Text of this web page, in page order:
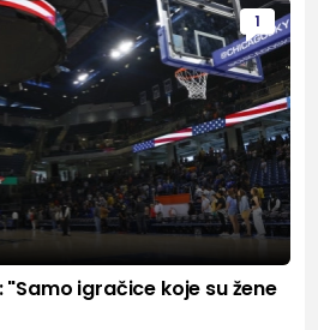
1
igračice koje su žene